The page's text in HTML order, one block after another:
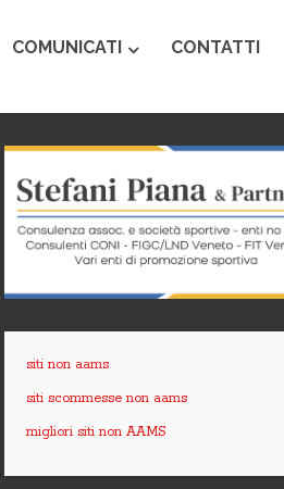
COMUNICATI CONTATTI
siti non aams
siti scommesse non aams
migliori siti non AAMS